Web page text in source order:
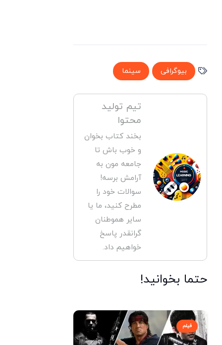
بیوگرافی سینما
تیم تولید
محتوا
بخند کتاب بخوان
و خوب باش تا
جامعه مون به
آرامش برسه!
سوالات خود را
مطرح کنید، ما یا
سایر هموطنان
گرانقدر پاسخ
خواهیم داد.
حتما بخوانید!
فیلم